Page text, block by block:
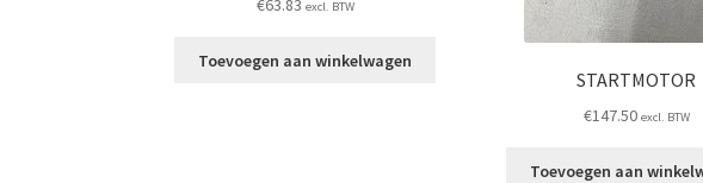
€63.83 excl. BTW
Toevoegen aan winkelwagen
STARTMOTOR
€147.50 excl. BTW
Toevoegen aan